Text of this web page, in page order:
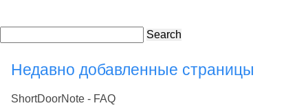
Search
Недавно добавленные страницы
ShortDoorNote - FAQ